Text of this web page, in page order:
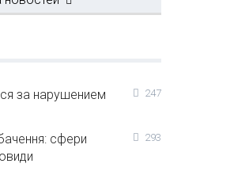
за нарушением
247
сфери
293